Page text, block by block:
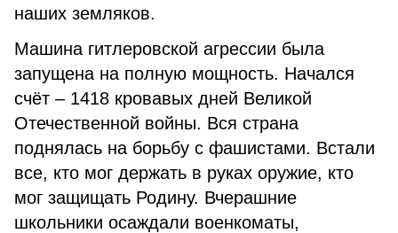
наших земляков.
Машина гитлеровской агрессии была
запущена на полную мощность. Начался
счёт – 1418 кровавых дней Великой
Отечественной войны. Вся страна
поднялась на борьбу с фашистами. Встали
все, кто мог держать в руках оружие, кто
мог защищать Родину. Вчерашние
школьники осаждали военкоматы,